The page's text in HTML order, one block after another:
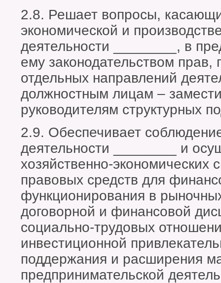
2.8. Решает вопросы,
экономической и
деятельности ________, в
ему законодательством прав,
отдельных направлений
должностным лицам –
руководителям структурных
2.9. Обеспечивает
деятельности ________ и
хозяйственно-экономических
правовых средств для
функционирования в
договорной и финансовой
социально-трудовых
инвестиционной
поддержания и расширения
предпринимательской